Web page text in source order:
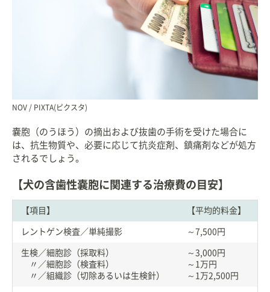
NOV / PIXTA(ピクスタ)
嚢胞（のうほう）の摘出および抜歯の手術を受けた場合に
は、抗生物質や、必要に応じて抗炎症剤、鎮痛剤などが処方
されるでしょう。
【犬の含歯性嚢胞に関連する治療費の目安】
【項目】 【平均的料金】
レントゲン検査／単純撮影 ～7,500円
生検／細胞診（採取料）
〃／細胞診（検査料）
〃／組織診（切除あるいは生検針）
～3,000円
～1万円
～1万2,500円